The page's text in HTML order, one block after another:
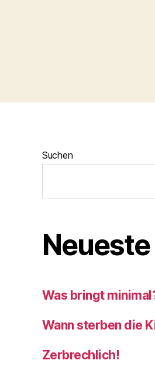
Suchen
Was bringt
Wann sterben die
Zerbrechlich!